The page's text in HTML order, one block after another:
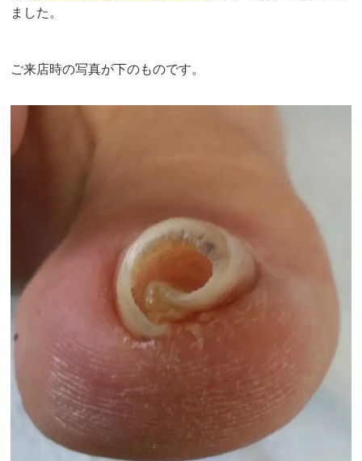
ました。
ご来店時の写真が下のものです。